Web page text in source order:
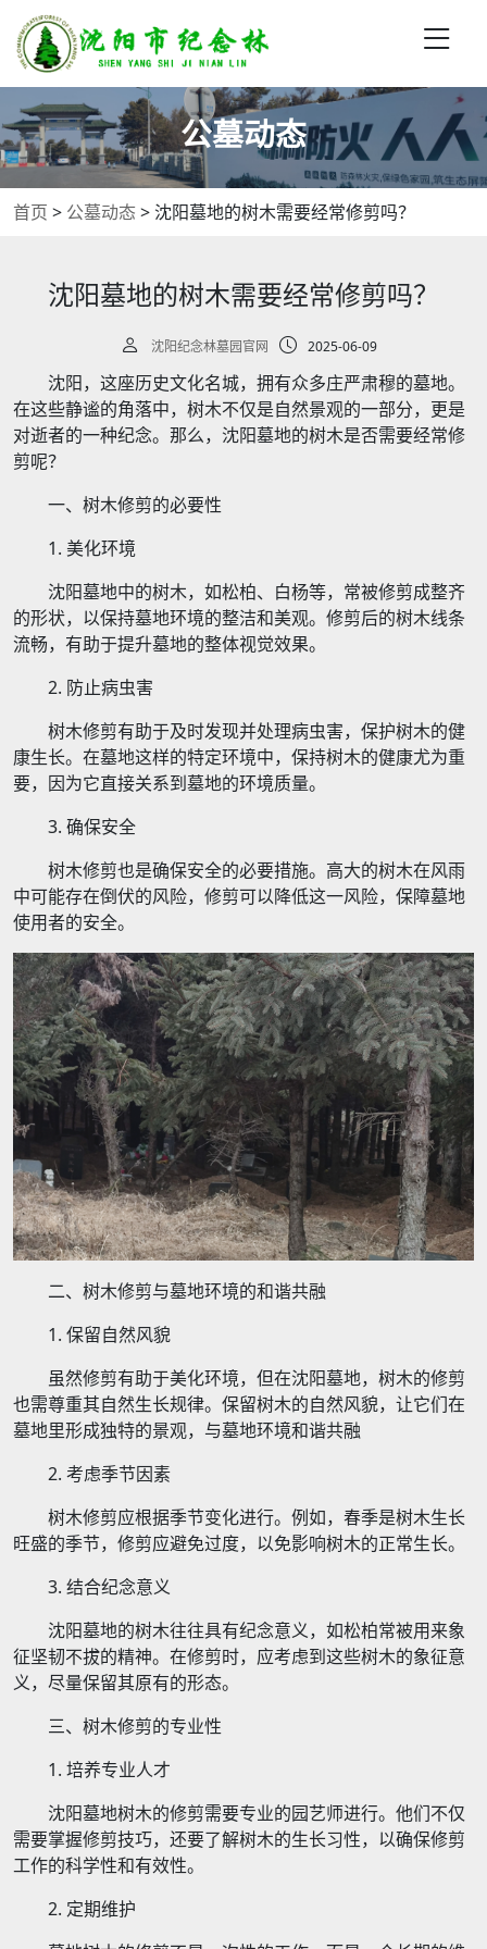
公墓动态
首页 > 公墓动态> 沈阳墓地的树木需要经常修剪吗？
沈阳墓地的树木需要经常修剪吗？
沈阳纪念林墓园官网 2025-06-09
沈阳，这座历史文化名城，拥有众多庄严肃穆的墓地。
在这些静谧的角落中，树木不仅是自然景观的一部分，更是
对逝者的一种纪念。那么，沈阳墓地的树木是否需要经常修
剪呢？
一、树木修剪的必要性
1. 美化环境
沈阳墓地中的树木，如松柏、白杨等，常被修剪成整齐
的形状，以保持墓地环境的整洁和美观。修剪后的树木线条
流畅，有助于提升墓地的整体视觉效果。
2. 防止病虫害
树木修剪有助于及时发现并处理病虫害，保护树木的健
康生长。在墓地这样的特定环境中，保持树木的健康尤为重
要，因为它直接关系到墓地的环境质量。
3. 确保安全
树木修剪也是确保安全的必要措施。高大的树木在风雨
中可能存在倒伏的风险，修剪可以降低这一风险，保障墓地
使用者的安全。
二、树木修剪与墓地环境的和谐共融
1. 保留自然风貌
虽然修剪有助于美化环境，但在沈阳墓地，树木的修剪
也需尊重其自然生长规律。保留树木的自然风貌，让它们在
墓地里形成独特的景观，与墓地环境和谐共融
2. 考虑季节因素
树木修剪应根据季节变化进行。例如，春季是树木生长
旺盛的季节，修剪应避免过度，以免影响树木的正常生长。
3. 结合纪念意义
沈阳墓地的树木往往具有纪念意义，如松柏常被用来象
征坚韧不拔的精神。在修剪时，应考虑到这些树木的象征意
义，尽量保留其原有的形态。
三、树木修剪的专业性
1. 培养专业人才
沈阳墓地树木的修剪需要专业的园艺师进行。他们不仅
需要掌握修剪技巧，还要了解树木的生长习性，以确保修剪
工作的科学性和有效性。
2. 定期维护